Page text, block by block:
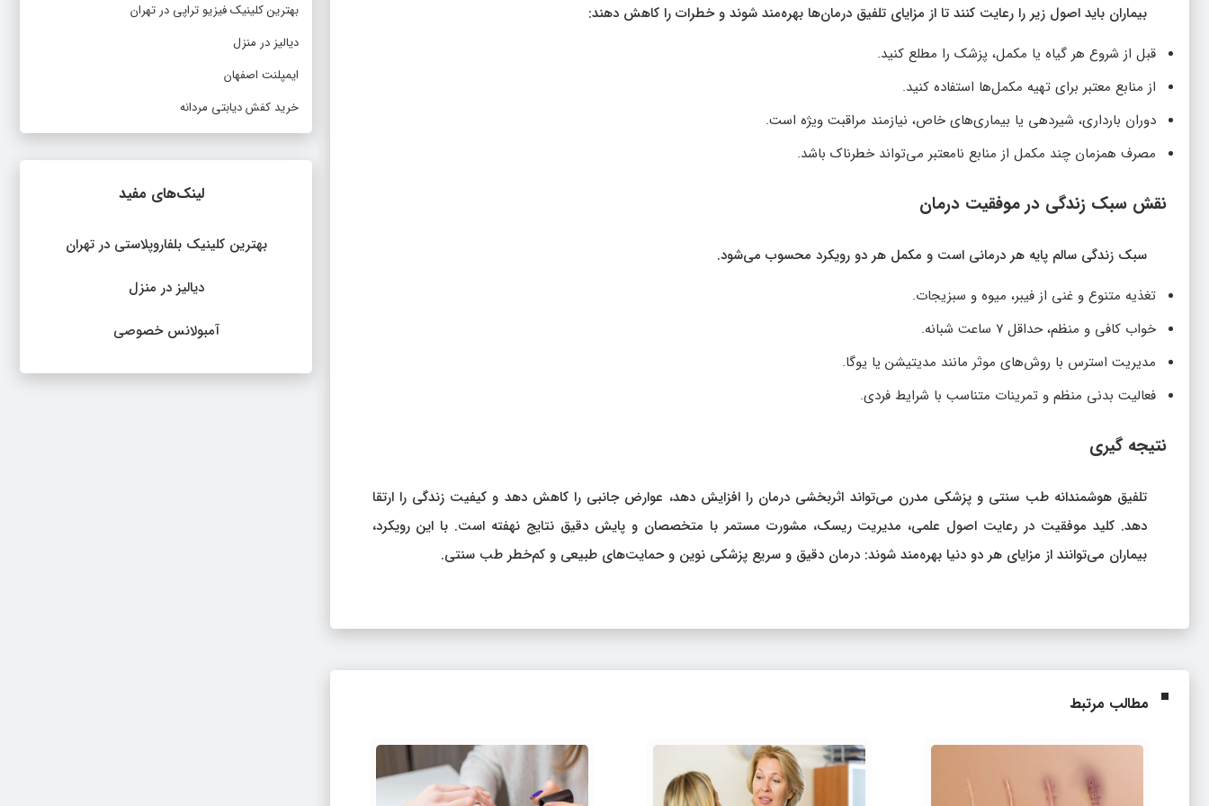
بیماران باید اصول زیر را رعایت کنند تا از مزایای تلفیق درمان‌ها بهره‌مند شوند و خطرات را کاهش دهند:
قبل از شروع هر گیاه یا مکمل، پزشک را مطلع کنید.
از منابع معتبر برای تهیه مکمل‌ها استفاده کنید.
دوران بارداری، شیردهی یا بیماری‌های خاص، نیازمند مراقبت ویژه است.
مصرف همزمان چند مکمل از منابع نامعتبر می‌تواند خطرناک باشد.
نقش سبک زندگی در موفقیت درمان
سبک زندگی سالم پایه هر درمانی است و مکمل هر دو رویکرد محسوب می‌شود.
تغذیه متنوع و غنی از فیبر، میوه و سبزیجات.
خواب کافی و منظم، حداقل ۷ ساعت شبانه.
مدیریت استرس با روش‌های موثر مانند مدیتیشن یا یوگا.
فعالیت بدنی منظم و تمرینات متناسب با شرایط فردی.
نتیجه‌ گیری
تلفیق هوشمندانه طب سنتی و پزشکی مدرن می‌تواند اثربخشی درمان را افزایش دهد، عوارض جانبی را کاهش دهد و کیفیت زندگی را ارتقا
دهد. کلید موفقیت در رعایت اصول علمی، مدیریت ریسک، مشورت مستمر با متخصصان و پایش دقیق نتایج نهفته است. با این رویکرد،
بیماران می‌توانند از مزایای هر دو دنیا بهره‌مند شوند: درمان دقیق و سریع پزشکی نوین و حمایت‌های طبیعی و کم‌خطر طب سنتی.
مطالب مرتبط
بهترین کلینیک فیزیو تراپی در تهران
دیالیز در منزل
ایمپلنت اصفهان
خرید کفش دیابتی مردانه
لینک‌های مفید
بهترین کلینیک بلفاروپلاستی در تهران
دیالیز در منزل
آمبولانس خصوصی